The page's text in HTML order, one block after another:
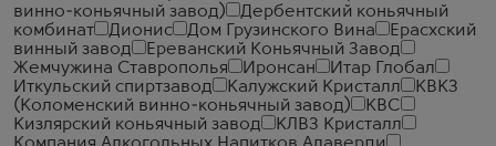
винно-коньячный завод)
Дербентский коньячный
комбинат
Дионис Дом Грузинского Вина
Ерасхский
винный завод
Ереванский Коньячный Завод
Жемчужина Ставрополья
Иронсан
Итар Глобал
Иткульский спиртзавод
Калужский Кристалл
КВКЗ
(Коломенский винно-коньячный завод)
КВС
Кизлярский коньячный завод
КЛВЗ Кристалл